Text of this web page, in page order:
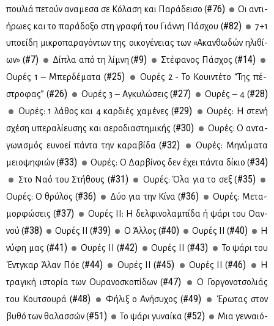
που­λιά πε­τούν ανα­με­σα σε Κό­λα­ση και Πα­ρά­δει­σο (#76)
Οι αντι­
ή­ρω­ες και το πα­ρά­δο­ξο στη γρα­φή του Γιάν­νη Πά­σχου (#82)
7+1
υπο­εί­δη μι­κρο­πα­ρα­γό­ντων της οι­κο­γέ­νειας των «Aκαν­θω­δών ηλι­θί­
ων» (#7) Δί­πλα από τη λί­μνη (#9) Στέ­φα­νος Πά­σχος (#14)
Oυ­ρές 1 – Mπερ­δέ­μα­τα (#25)
Ου­ρές 2 - Το Κουι­ντέ­το “Της πέ­
στρο­φας” (#26) Ου­ρές 3 – Αγκυ­λώ­σεις (#27) Ου­ρές – 4 (#28)
Ου­ρές: 1 λά­θος και 4 καρ­διές χα­μέ­νες (#29)
Ου­ρές: Η στε­νή
σχέ­ση υπε­ρα­λί­ευ­σης και αε­ρο­δια­στη­μι­κής (#30)
Ου­ρές: Ο αντα­
γω­νι­σμός ευ­νο­εί πά­ντα την κα­ρα­βί­δα (#32)
Ου­ρές: Μη­νύ­μα­τα
μειο­ψη­φιών (#33) Ου­ρές: Ο Δαρ­βί­νος δεν έχει πά­ντα δί­κιο (#34)
Στο Ναό του Στή­θους (#31) Ου­ρές: Όλα για το σεξ (#35)
Ου­ρές: Ο θρύ­λος (#36) Δύο για την Κί­να (#36)
Ου­ρές: Με­τα­
μορ­φώ­σεις (#37)
Ου­ρές ΙΙ: Η δελ­φι­νο­λα­μπί­δα ή ψά­ρι του Οαν­
νού (#38) Ου­ρές ΙΙ (#39) Ο Άλ­λος (#40) Ου­ρές ΙΙ (#40)
Η
νύ­φη μας (#41) Ου­ρές ΙΙ (#42) Ου­ρές ΙΙ (#43)
Το ψά­ρι του
Έντ­γκαρ Άλαν Πόε (#44) Ου­ρές ΙΙ (#45) Ου­ρές ΙΙ (#46)
Η
τρα­γι­κή ιστο­ρία των Ου­ρα­νο­σκο­πί­δων (#47)
Ο Γορ­γο­νο­τσο­λιάς
του Κου­τσου­ρά (#48) Φή­λιξ ο Ανή­συ­χος (#49)
Έρω­τας στον
βυ­θό των θα­λασ­σών (#51) Το ψά­ρι γυ­ναί­κα (#52)
Μια γεν­ναιό­